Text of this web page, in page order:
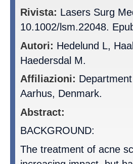
Rivista: Lasers Surg
10.1002/lsm.22048.
Autori: Hedelund L,
Haedersdal M.
Affiliazioni:
Aarhus, Denmark.
Abstract:
BACKGROUND:
The treatment of acne